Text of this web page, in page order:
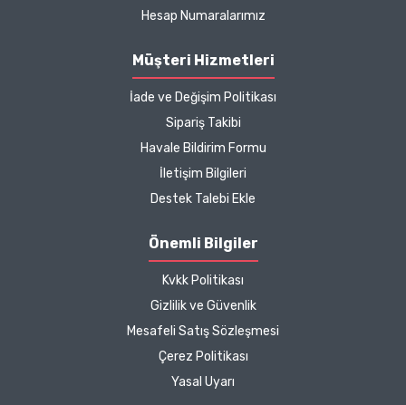
Hesap Numaralarımız
Müşteri Hizmetleri
İade ve Değişim Politikası
Sipariş Takibi
Havale Bildirim Formu
İletişim Bilgileri
Destek Talebi Ekle
Önemli Bilgiler
Kvkk Politikası
Gizlilik ve Güvenlik
Mesafeli Satış Sözleşmesi
Çerez Politikası
Yasal Uyarı